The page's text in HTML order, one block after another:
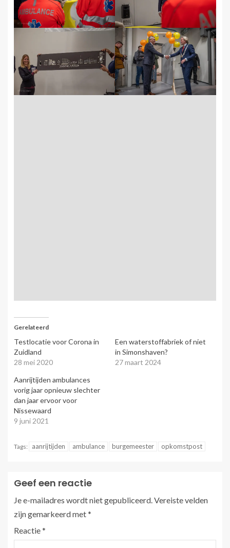
Gerelateerd
Testlocatie voor Corona in
Zuidland
28 mei 2020
Een waterstoffabriek of niet
in Simonshaven?
27 maart 2024
Aanrijtijden ambulances
vorig jaar opnieuw slechter
dan jaar ervoor voor
Nissewaard
9 juni 2021
Tags: aanrijtijden ambulance burgemeester opkomstpost
Geef een reactie
Je e-mailadres wordt niet gepubliceerd.Vereiste velden
zijn gemarkeerd met*
Reactie*